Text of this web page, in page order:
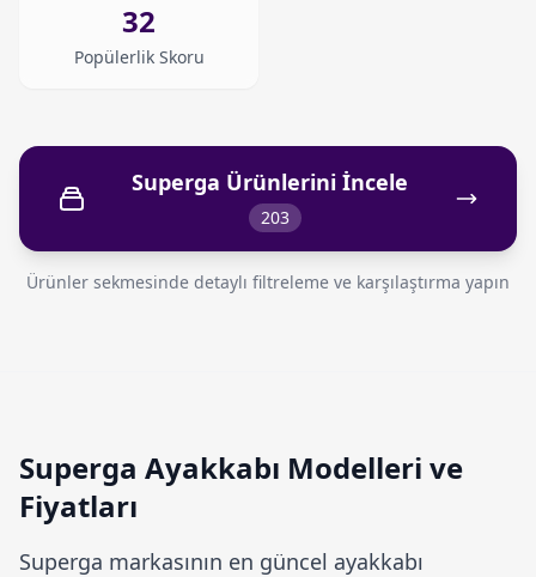
32
Popülerlik Skoru
203
Ürünler sekmesinde detaylı filtreleme ve karşılaştırma yapın
Superga Ayakkabı Modelleri ve
Fiyatları
Superga markasının en güncel ayakkabı